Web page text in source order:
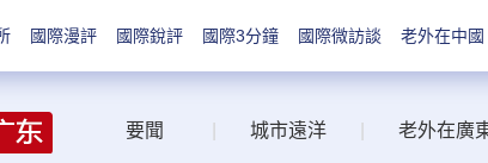
國際漫評 國際銳評 國際3分鐘 國際微訪談 老外在中國
要聞 城市遠洋 老外在廣